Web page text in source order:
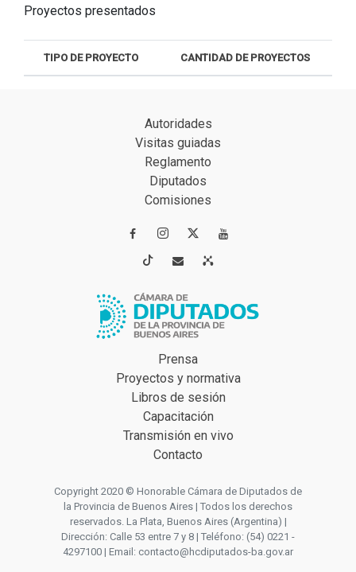
Proyectos presentados
TIPO DE PROYECTO CANTIDAD DE PROYECTOS
Autoridades
Visitas guiadas
Reglamento
Diputados
Comisiones
 
 
Prensa
Proyectos y normativa
Libros de sesión
Capacitación
Transmisión en vivo
Contacto
Copyright 2020 © Honorable Cámara de Diputados de
la Provincia de Buenos Aires | Todos los derechos
reservados. La Plata, Buenos Aires (Argentina) |
Dirección: Calle 53 entre 7 y 8 | Teléfono: (54) 0221 -
4297100 | Email: contacto@hcdiputados-ba.gov.ar